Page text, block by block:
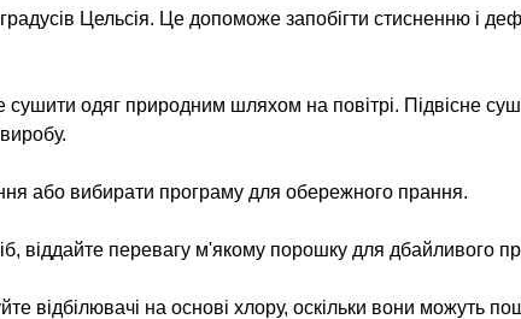
Цельсія. Це допоможе запобігти стисненню і
одяг природним шляхом на повітрі. Підвісне
або вибирати програму для обережного прання.
віддайте перевагу м'якому порошку для дбайливого
відбілювачі на основі хлору, оскільки вони можуть